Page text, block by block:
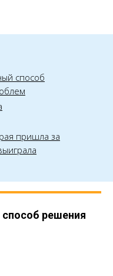
способ
пришла за
решения